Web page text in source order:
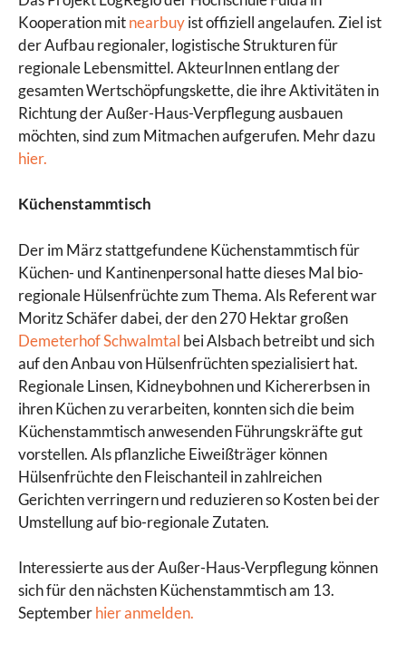
Kooperation mitnearbuyist offiziell angelaufen. Ziel ist
der Aufbau regionaler, logistische Strukturen für
regionale Lebensmittel. AkteurInnen entlang der
gesamten Wertschöpfungskette, die ihre Aktivitäten in
Richtung der Außer-Haus-Verpflegung ausbauen
möchten, sind zum Mitmachen aufgerufen. Mehr dazu
hier.
Küchenstammtisch
Der im März stattgefundene Küchenstammtisch für
Küchen- und Kantinenpersonal hatte dieses Mal bio-
regionale Hülsenfrüchte zum Thema. Als Referent war
Moritz Schäfer dabei, der den 270 Hektar großen
Demeterhof Schwalmtal bei Alsbach betreibt und sich
auf den Anbau von Hülsenfrüchten spezialisiert hat.
Regionale Linsen, Kidneybohnen und Kichererbsen in
ihren Küchen zu verarbeiten, konnten sich die beim
Küchenstammtisch anwesenden Führungskräfte gut
vorstellen. Als pflanzliche Eiweißträger können
Hülsenfrüchte den Fleischanteil in zahlreichen
Gerichten verringern und reduzieren so Kosten bei der
Umstellung auf bio-regionale Zutaten.
Interessierte aus der Außer-Haus-Verpflegung können
sich für den nächsten Küchenstammtisch am 13.
Septemberhier anmelden.